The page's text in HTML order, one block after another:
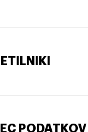
PODATKOV